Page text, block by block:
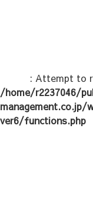
: Attempt to
/home/r2237046/
ver6/functions.php